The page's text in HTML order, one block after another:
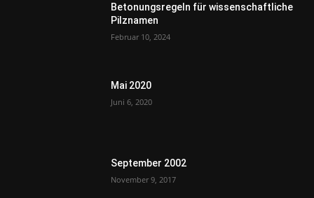
Betonungsregeln für wissenschaftliche
Pilznamen
Februar 10, 2024
Mai 2020
Juni 6, 2020
September 2002
November 9, 2017